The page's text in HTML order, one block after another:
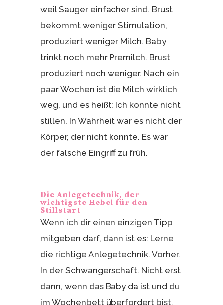
weil Sauger einfacher sind. Brust
bekommt weniger Stimulation,
produziert weniger Milch. Baby
trinkt noch mehr Premilch. Brust
produziert noch weniger. Nach ein
paar Wochen ist die Milch wirklich
weg, und es heißt: Ich konnte nicht
stillen. In Wahrheit war es nicht der
Körper, der nicht konnte. Es war
der falsche Eingriff zu früh.
Die Anlegetechnik, der
wichtigste Hebel für den
Stillstart
Wenn ich dir einen einzigen Tipp
mitgeben darf, dann ist es: Lerne
die richtige Anlegetechnik. Vorher.
In der Schwangerschaft. Nicht erst
dann, wenn das Baby da ist und du
im Wochenbett überfordert bist.